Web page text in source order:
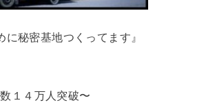
に秘密基地つくってます』
１４万人突破〜